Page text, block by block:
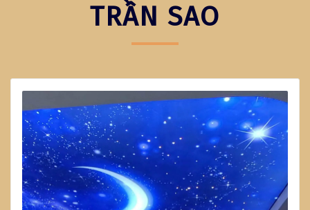
TRẦN SAO